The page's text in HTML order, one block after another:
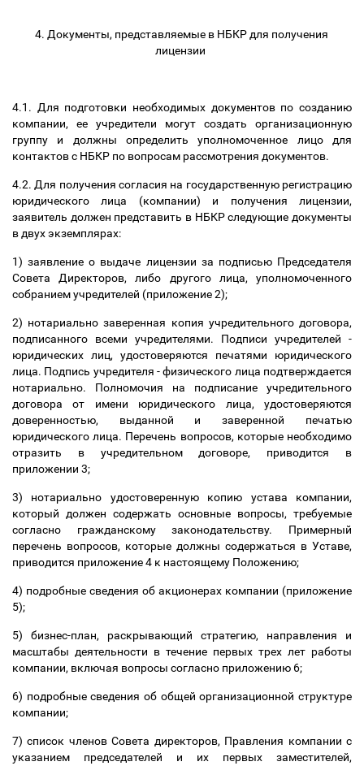
4. Документы, представляемые в НБКР для получения
лицензии
4.1. Для подготовки необходимых документов по созданию
компании, ее учредители могут создать организационную
группу и должны определить уполномоченное лицо для
контактов с НБКР по вопросам рассмотрения документов.
4.2. Для получения согласия на государственную регистрацию
юридического лица (компании) и получения лицензии,
заявитель должен представить в НБКР следующие документы
в двух экземплярах:
1) заявление о выдаче лицензии за подписью Председателя
Совета Директоров, либо другого лица, уполномоченного
собранием учредителей (приложение 2);
2) нотариально заверенная копия учредительного договора,
подписанного всеми учредителями. Подписи учредителей -
юридических лиц, удостоверяются печатями юридического
лица. Подпись учредителя - физического лица подтверждается
нотариально. Полномочия на подписание учредительного
договора от имени юридического лица, удостоверяются
доверенностью, выданной и заверенной печатью
юридического лица. Перечень вопросов, которые необходимо
отразить в учредительном договоре, приводится в
приложении 3;
3) нотариально удостоверенную копию устава компании,
который должен содержать основные вопросы, требуемые
согласно гражданскому законодательству. Примерный
перечень вопросов, которые должны содержаться в Уставе,
приводится приложение 4 к настоящему Положению;
4) подробные сведения об акционерах компании (приложение
5);
5) бизнес-план, раскрывающий стратегию, направления и
масштабы деятельности в течение первых трех лет работы
компании, включая вопросы согласно приложению 6;
6) подробные сведения об общей организационной структуре
компании;
7) список членов Совета директоров, Правления компании с
указанием председателей и их первых заместителей,